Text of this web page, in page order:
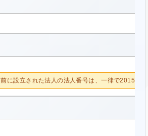
に設立された法人の法人番号は、一律で2015/10/